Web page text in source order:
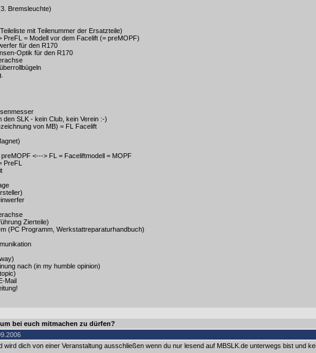
Bremsleuchte)
mit Teilenummer der Ersatzteile)
PreFL = Modell vor dem Facelift (= preMOPF)
für den R170
Optik für den R170
den SLK - kein Club, kein Verein :-)
von MB) = FL Facelift
<---> FL = Faceliftmodell = MOPF
PreFL
Zierteile)
(PC Programm, Werkstattreparaturhandbuch)
nach (in my humble opinion)
Mail
bei euch mitmachen zu dürfen?
wird dich von einer Veranstaltung ausschließen wenn du nur lesend auf MBSLK.de unterwegs bist und